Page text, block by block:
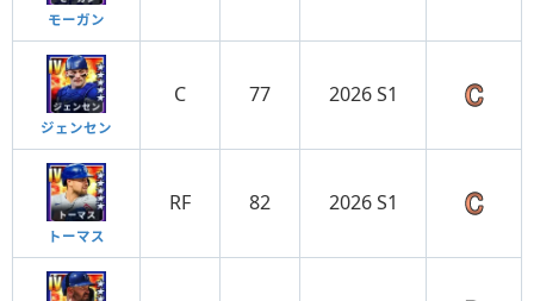
モーガン
ジェンセン
C 77 2026 S1
トーマス
RF 82 2026 S1